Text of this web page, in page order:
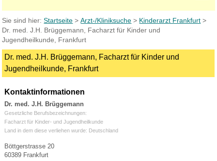
Sie sind hier:Startseite >Arzt-/Kliniksuche > Kinderarzt Frankfurt >
Dr. med. J.H. Brüggemann, Facharzt für Kinder und
Jugendheilkunde, Frankfurt
Dr. med. J.H. Brüggemann, Facharzt für Kinder und
Jugendheilkunde, Frankfurt
Kontaktinformationen
Dr. med. J.H. Brüggemann
Gesetzliche Berufsbezeichnungen:
Facharzt für Kinder- und Jugendheilkunde
Land in dem diese verliehen wurde: Deutschland
Böttgerstrasse 20
60389 Frankfurt